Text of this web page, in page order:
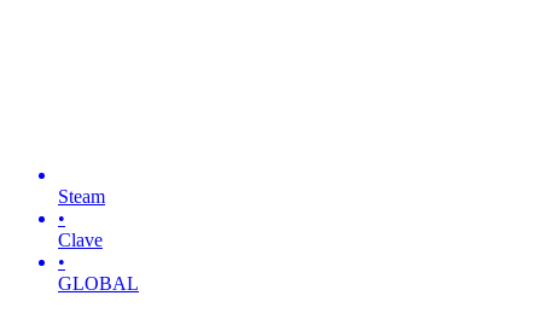
Steam
•
Clave
•
GLOBAL